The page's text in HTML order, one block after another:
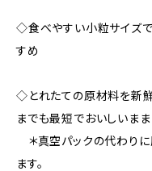
◇食べやすい小粒サイズで
すめ
◇とれたての原材料を新
までも最短でおいしいま
＊真空パックの代わり
ます。